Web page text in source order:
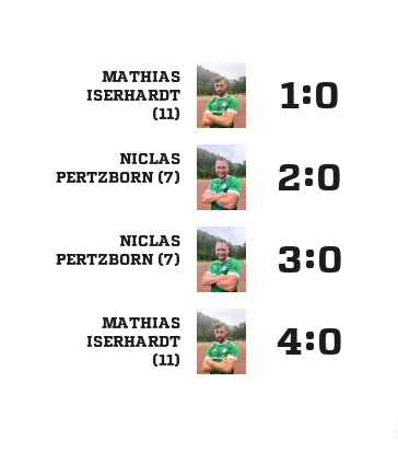



:

 
:

 
:



: